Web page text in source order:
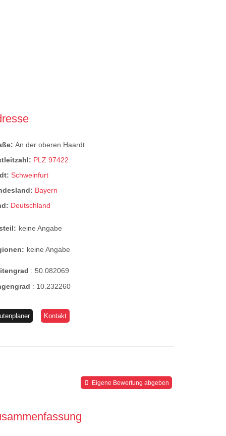
An der oberen Haardt
PLZ 97422
Schweinfurt
Bayern
Deutschland
keine Angabe
keine Angabe
:50.082069
: 10.232260
Kontakt
Eigene Bewertung abgeben